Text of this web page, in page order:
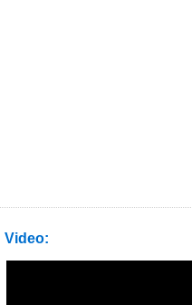
Video: